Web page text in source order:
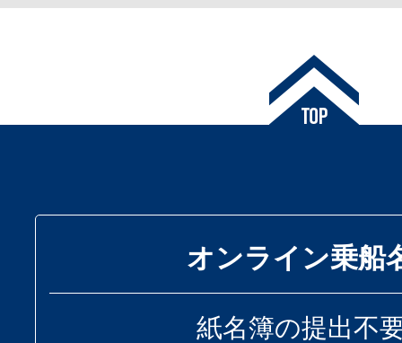
オンライン乗船
紙名簿の提出不